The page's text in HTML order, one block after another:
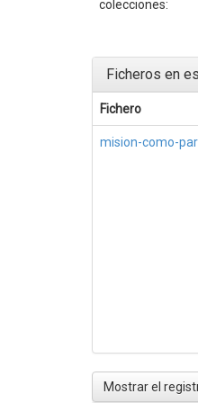
colecciones:
Ficheros en
Fichero
mision-como-
Mostrar el